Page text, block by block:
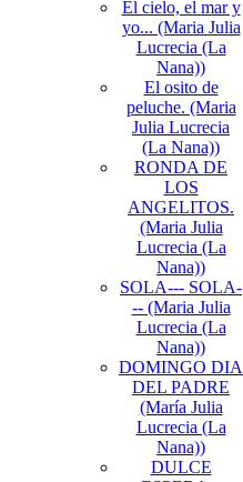
El cielo, el mar y
yo... (Maria Julia
Lucrecia (La
Nana))
El osito de
peluche. (Maria
Julia Lucrecia
(La Nana))
RONDA DE
LOS
ANGELITOS.
(Maria Julia
Lucrecia (La
Nana))
SOLA--- SOLA-
-- (Maria Julia
Lucrecia (La
Nana))
DOMINGO DIA
DEL PADRE
(María Julia
Lucrecia (La
Nana))
DULCE